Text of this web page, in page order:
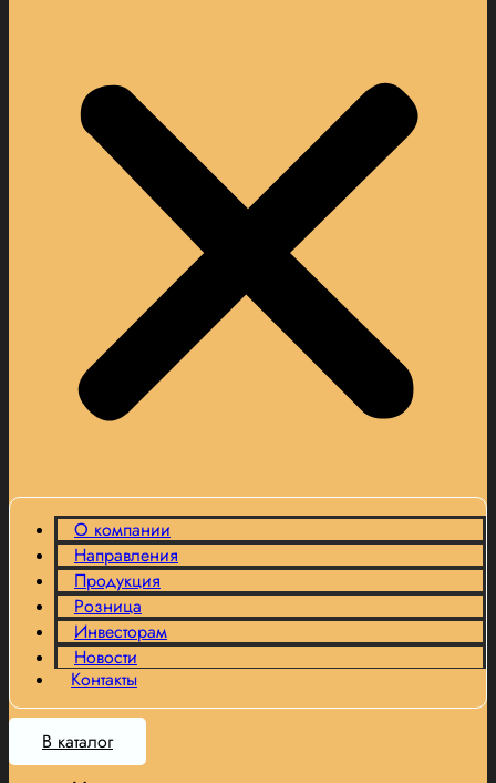
О компании
Направления
Продукция
Розница
Инвесторам
Новости
Контакты
В каталог